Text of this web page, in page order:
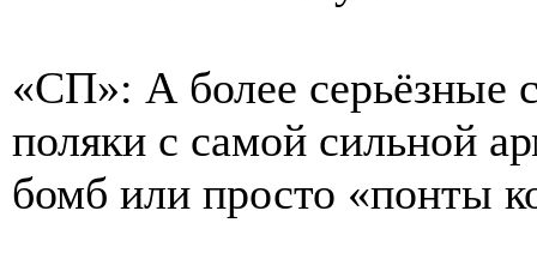
«СП»: А более серьёзные
поляки с самой сильной
бомб или просто «понты